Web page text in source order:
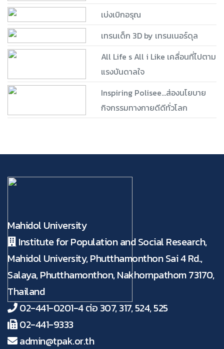
เบ่งเบิกอรุณ
เทรนเด็ก 3D by เทรนเนอร์ดุล
All Life s All i Like เคลื่อนที่ไปตาม
แรงบันดาลใจ
Inspiring Polisee...ส่องนโยบาย
กิจกรรมทางกายดีดีทั่วโลก
Mahidol University
Institute for Population and Social Research,
Mahidol University, Phutthamonthon Sai 4 Rd.,
Salaya, Phutthamonthon, Nakhornpathom 73170,
Thailand
02-441-0201-4 ต่อ 307, 317, 524, 525
02-441-9333
admin@tpak.or.th